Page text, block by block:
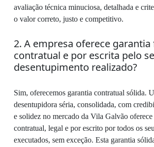
avaliação técnica minuciosa, detalhada e
o valor correto, justo e competitivo.
2. A empresa oferece
contratual e por escrita pelo
desentupimento realizado?
Sim, oferecemos garantia contratual sólida.
desentupidora séria, consolidada, com
e solidez no mercado da Vila Galvão
contratual, legal e por escrito por todos os
executados, sem exceção. Esta garantia